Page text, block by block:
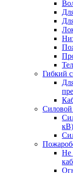
Гибкий
Силовой
кВ)
Не